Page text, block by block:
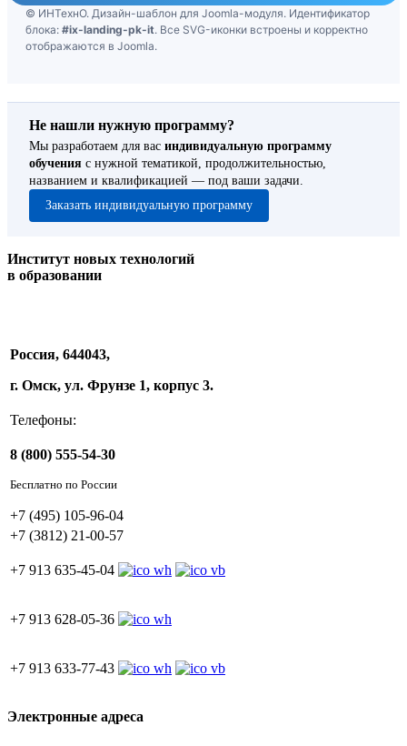
© ИНТехнО. Дизайн-шаблон для Joomla-модуля. Идентификатор
блока: #ix-landing-pk-it. Все SVG-иконки встроены и корректно
отображаются в Joomla.
Не нашли нужную программу?
Мы разработаем для вас индивидуальную программу
обучения с нужной тематикой, продолжительностью,
названием и квалификацией — под ваши задачи.
Заказать индивидуальную программу
Институт новых технологий
в образовании
Россия, 644043,
г. Омск, ул. Фрунзе 1, корпус 3.
Телефоны:
8 (800) 555-54-30
Бесплатно по России
+7 (495) 105-96-04
+7 (3812) 21-00-57
+7 913 635-45-04
+7 913 628-05-36
+7 913 633-77-43
Электронные адреса